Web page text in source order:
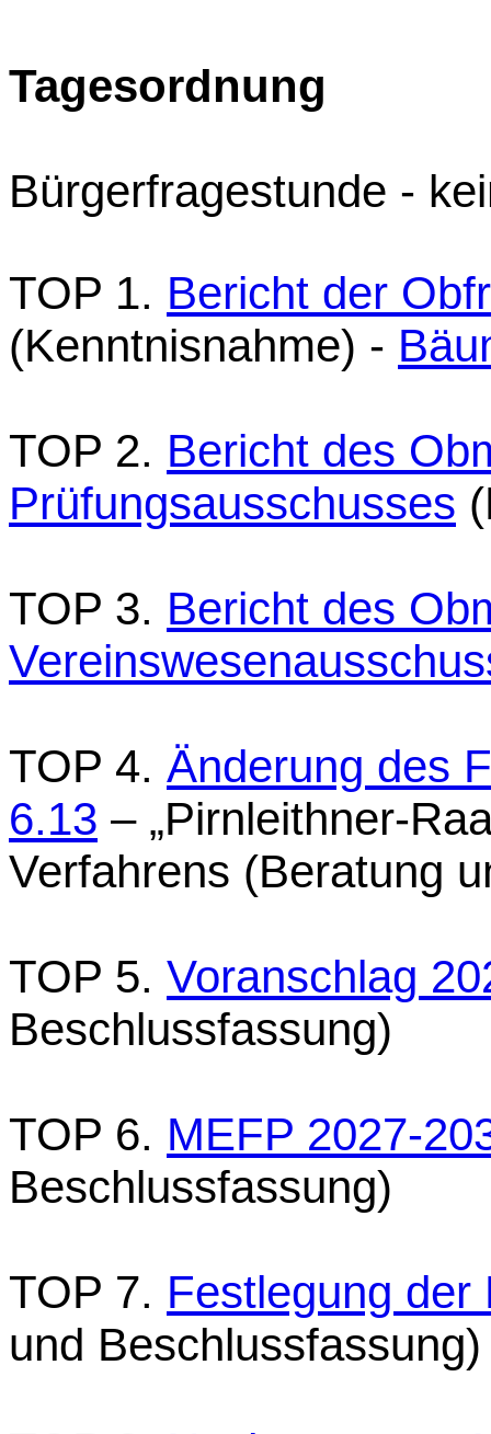
Tagesordnung
Bürgerfragestunde -
TOP 1. Bericht der
(Kenntnisnahme) -
TOP 2. Bericht des
Prüfungsausschusses
TOP 3. Bericht des
TOP 4. Änderung des
6.13 – „Pirnleithner-
Verfahrens (Beratung
TOP 5. Voranschlag
Beschlussfassung)
TOP 6. MEFP 2027-
Beschlussfassung)
TOP 7. Festlegung der
und Beschlussfassung)